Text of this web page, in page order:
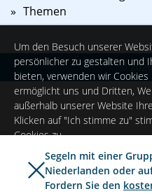
Themen
©2026
Segeln mit einer
Niederlanden oder
Fordern Sie den
Um den Besuch unserer
persönlicher zu gestalten und
bieten, verwenden wir
ermöglicht uns und Dritten,
außerhalb unserer Website
Klicken auf "Ich stimme zu"
Cookies zu.
Ich stimme zu